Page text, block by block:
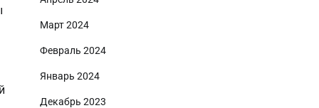
Март 2024
Февраль 2024
Январь 2024
Декабрь 2023